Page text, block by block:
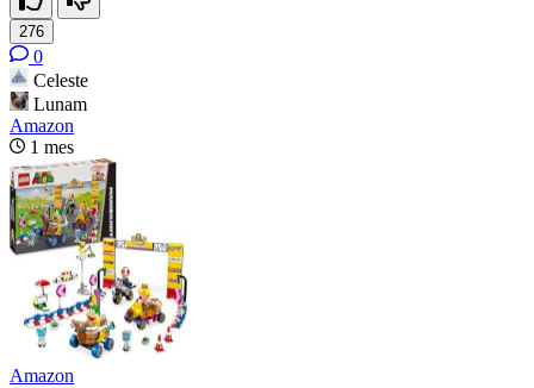
276
0
Celeste
Lunam
Amazon
1 mes
Amazon